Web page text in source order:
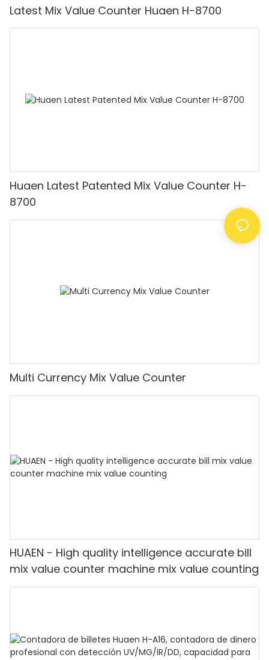
Latest Mix Value Counter Huaen H-8700
Huaen Latest Patented Mix Value Counter H-
8700
Multi Currency Mix Value Counter
HUAEN - High quality intelligence accurate bill
mix value counter machine mix value counting